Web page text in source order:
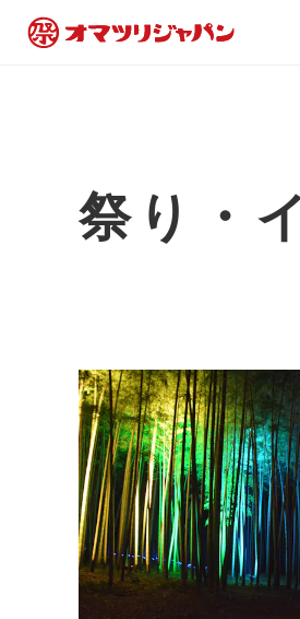
祭り・